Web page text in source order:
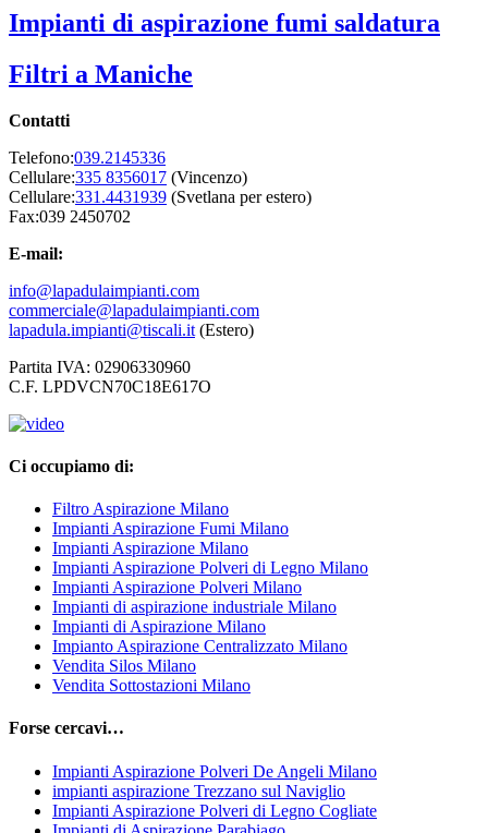
Impianti di aspirazione fumi saldatura
Filtri a Maniche
Contatti
Telefono:039.2145336
Cellulare:335 8356017 (Vincenzo)
Cellulare:331.4431939 (Svetlana per estero)
Fax:039 2450702
E-mail:
info@lapadulaimpianti.com
commerciale@lapadulaimpianti.com
lapadula.impianti@tiscali.it (Estero)
Partita IVA: 02906330960
C.F. LPDVCN70C18E617O
Ci occupiamo di:
Filtro Aspirazione Milano
Impianti Aspirazione Fumi Milano
Impianti Aspirazione Milano
Impianti Aspirazione Polveri di Legno Milano
Impianti Aspirazione Polveri Milano
Impianti di aspirazione industriale Milano
Impianti di Aspirazione Milano
Impianto Aspirazione Centralizzato Milano
Vendita Silos Milano
Vendita Sottostazioni Milano
Forse cercavi…
Impianti Aspirazione Polveri De Angeli Milano
impianti aspirazione Trezzano sul Naviglio
Impianti Aspirazione Polveri di Legno Cogliate